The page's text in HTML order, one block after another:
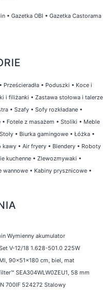
• Gazetka OBI • Gazetka Castorama
• Prześcieradła • Poduszki • Koce i
i filiżanki • Zastawa stołowa i talerze
• Szafy • Sofy rozkładane •
• Fotele z masażem • Stoliki • Meble
Stoły • Biurka gamingowe • Łóżka •
kawy • Air fryery • Blendery • Roboty
kuchenne • Zlewozmywaki •
wannowe • Kabiny prysznicowe •
Wymienny akumulator
V-12/18 1.628-501.0 225W
90x51x180 cm, biel, mat
SEA304WLW0ZEU1, 58 mm
700IF 524272 Stalowy